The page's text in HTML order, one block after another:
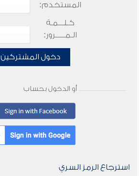
المستخدم:
كـلـــمـة
الـمـــــرور:
دخول المشتركين
أو الدخول بحساب
استرجاع الرمز السري